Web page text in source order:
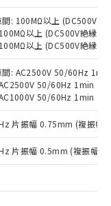
間: 100MΩ以上 (DC500V絶
以上 (DC500V絶縁抵
以上 (DC500V絶縁抵
間: AC2500V 50/60Hz 1min
50/60Hz 1min
50/60Hz 1min
片振幅 0.75mm (複振幅
片振幅 0.5mm (複振幅
商品もある
会結果は、
の社内デー
であり、閲
庫および標
ることをご
価格はお客
担当のオ
販売員に
当社販売拠
品として
合などや
。
以下、 カド
化ビフェニル
タル酸ブチ
ル酸ジブチル
ブチル
値を超える意
国RoHSの
す。
門へお問
：
Cd(カドミウ
リ臭化ビフェ
ェニルエーテ
フタル酸ジ
チルベンジ
1000ppm
うち、外国
める商品
）を輸出
合は、日本
務取引許
手続きを
場合は、完
輸出されな
す。
ミサイ
はその他
等に一切
在庫あり
況につ
先、ま